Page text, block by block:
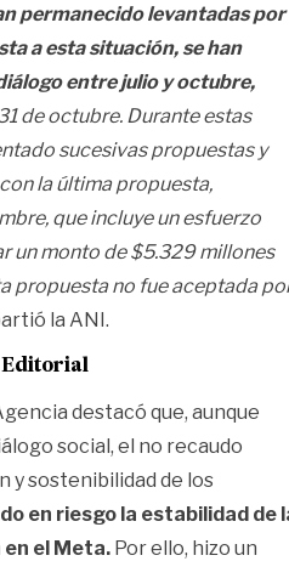
permanecido levantadas por
a esta situación, se han
entre julio y octubre,
de octubre. Durante estas
sucesivas propuestas y
la última propuesta,
que incluye un esfuerzo
un monto de $5.329 millones
propuesta no fue aceptada
la ANI.
Editorial
destacó que, aunque
social, el no recaudo
y sostenibilidad de los
en riesgo la estabilidad de
el Meta. Por ello, hizo un